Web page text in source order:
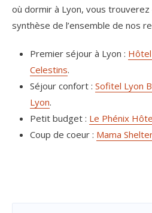
où dormir à Lyon, vous
synthèse de l’ensemble de nos
Premier séjour à Lyon : Hôtel
Celestins.
Séjour confort : Sofitel Lyon
Lyon.
Petit budget : Le Phénix
Coup de coeur : Mama